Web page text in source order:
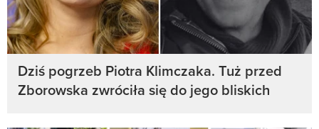
Dziś pogrzeb Piotra Klimczaka. Tuż przed
Zborowska zwróciła się do jego bliskich